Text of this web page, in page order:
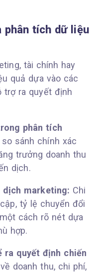
phân tích dữ liệu
tài chính hay
quả dựa vào các
trợ ra quyết định
phân tích
sánh chính xác
trưởng doanh thu
dịch.
marketing: Chi
tỷ lệ chuyển đổi
cách rõ nét dựa
hợp.
ra quyết định chiến
doanh thu, chi phí,